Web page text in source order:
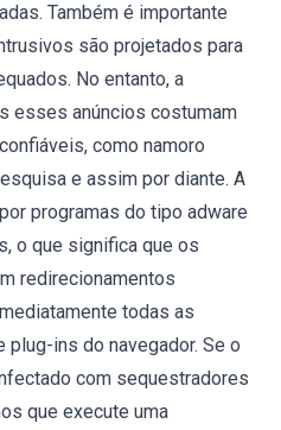
Também é importante
são projetados para
No entanto, a
esses anúncios costumam
como namoro
e assim por diante. A
programas do tipo adware
o que significa que os
redirecionamentos
todas as
ins do navegador. Se o
com sequestradores
que execute uma